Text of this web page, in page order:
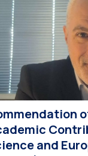
στο
5.586 […]
and